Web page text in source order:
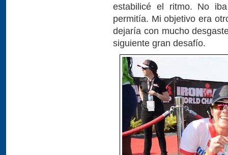
estabilicé el ritmo. No
permitía. Mi objetivo era
dejaría con mucho
siguiente gran desafío.